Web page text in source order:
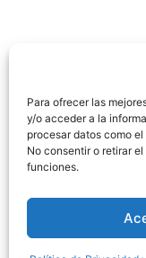
Para ofrecer las
y/o acceder a la
procesar datos como
No consentir o retirar
funciones.